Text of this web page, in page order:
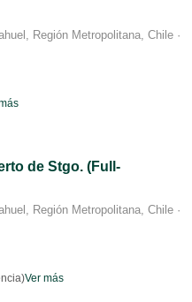
Región Metropolitana, Chile ·
de Stgo. (Full-
Región Metropolitana, Chile ·
Ver más